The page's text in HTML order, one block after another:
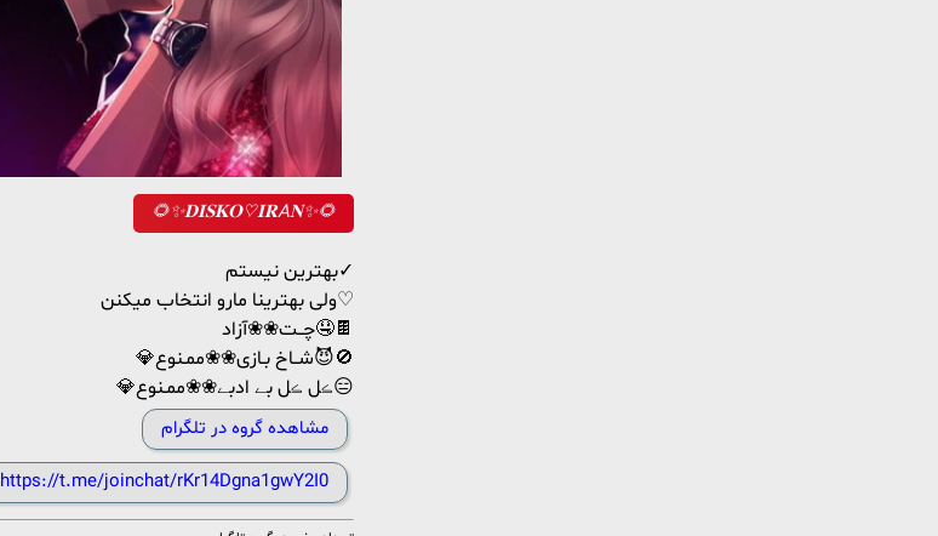
🌻✨𝐃𝐈𝐒𝐊𝐎♡𝐈𝐑A𝐍✨🌻
بهترین نیستم✓
ولی بهترینا مارو انتخاب میکنن♡
چــت❀‌❀آزاد🤤🍫
💎شــاخ بـازی❀‌❀ممـنوع😈🚫
💎ڪل ڪل بے ادبے❀‌❀ممـنوع😑
مشاهده گروه در تلگرام
https://t.me/joinchat/rKr14Dgna1gwY2I0